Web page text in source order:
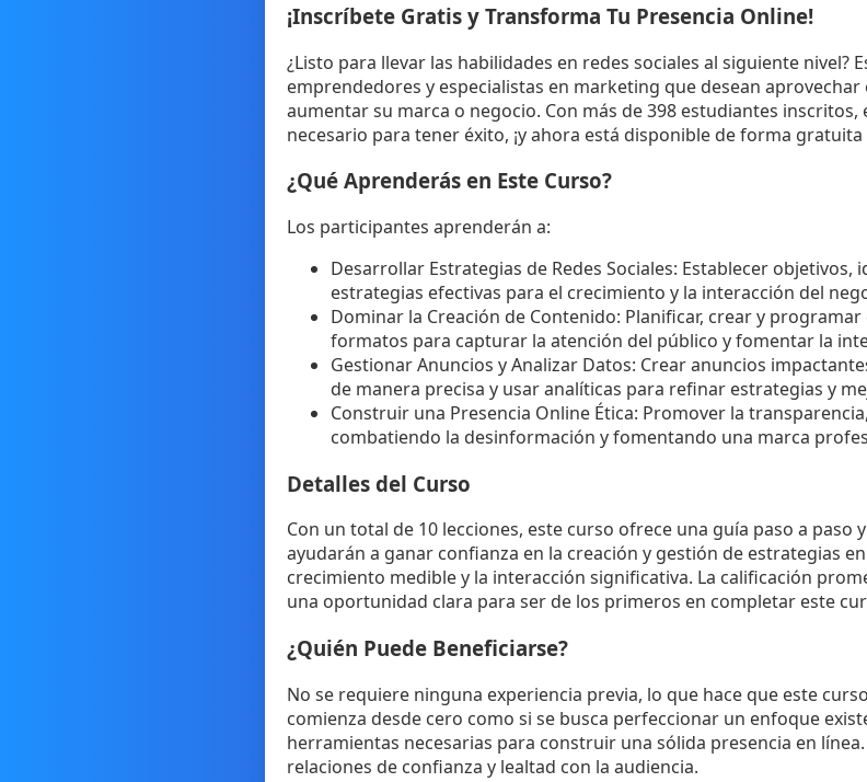
¡Inscríbete Gratis y Transforma Tu Presencia Online!
¿Listo para llevar las habilidades en redes sociales al siguiente nivel?
emprendedores y especialistas en marketing que desean
aumentar su marca o negocio. Con más de 398 estudiantes
necesario para tener éxito, ¡y ahora está disponible de forma
¿Qué Aprenderás en Este Curso?
Los participantes aprenderán a:
Desarrollar Estrategias de Redes Sociales: Establecer
estrategias efectivas para el crecimiento y la interacción del
Dominar la Creación de Contenido: Planificar, crear y
formatos para capturar la atención del público y fomentar la
Gestionar Anuncios y Analizar Datos: Crear anuncios
de manera precisa y usar analíticas para refinar estrategias y
Construir una Presencia Online Ética: Promover la
combatiendo la desinformación y fomentando una marca
Detalles del Curso
Con un total de 10 lecciones, este curso ofrece una guía paso a paso
ayudarán a ganar confianza en la creación y gestión de estrategias
crecimiento medible y la interacción significativa. La calificación
una oportunidad clara para ser de los primeros en completar este
¿Quién Puede Beneficiarse?
No se requiere ninguna experiencia previa, lo que hace que este
comienza desde cero como si se busca perfeccionar un enfoque
herramientas necesarias para construir una sólida presencia en
relaciones de confianza y lealtad con la audiencia.